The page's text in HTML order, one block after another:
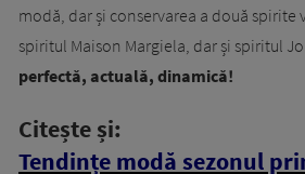
modă, dar și conservarea a două spirite
spiritul Maison Margiela, dar și spiritul
perfectă, actuală, dinamică!
Citește și:
Tendințe modă sezonul